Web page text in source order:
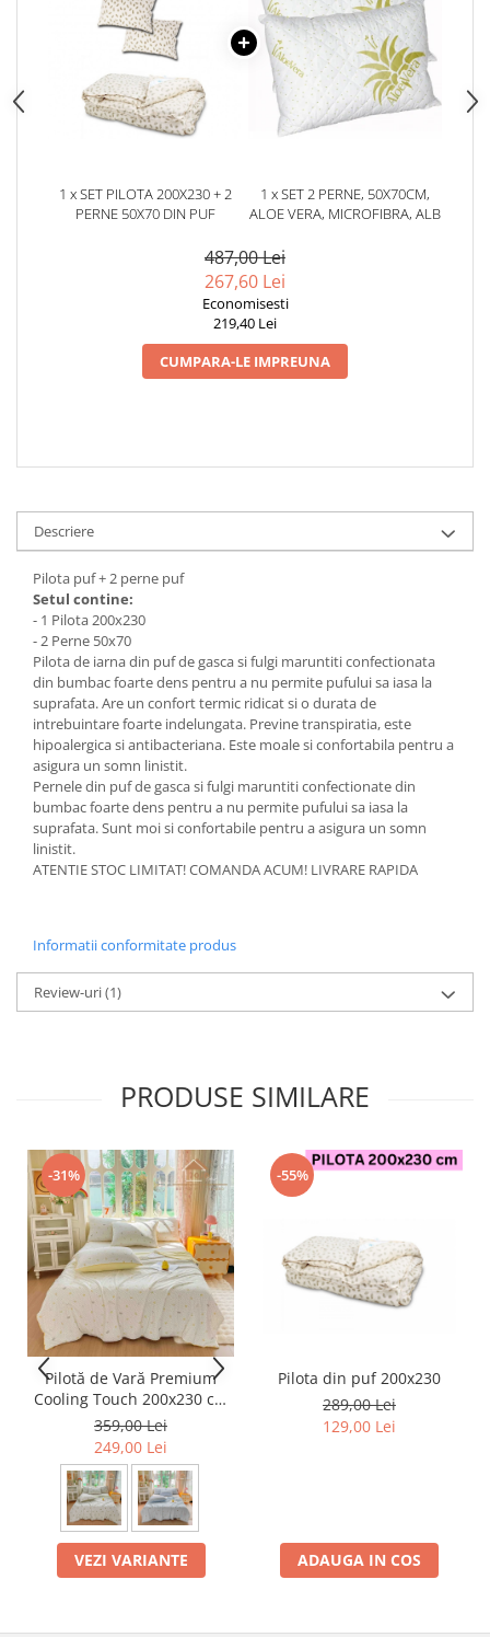
1 x SET PILOTA 200X230 + 2
PERNE 50X70 DIN PUF
1 x SET 2 PERNE, 50X70CM,
ALOE VERA, MICROFIBRA, ALB
487,00 Lei
267,60 Lei
Economisesti
219,40 Lei
CUMPARA-LE IMPREUNA
Descriere
Pilota puf + 2 perne puf
Setul contine:
- 1 Pilota 200x230
- 2 Perne 50x70
Pilota de iarna din puf de gasca si fulgi maruntiti confectionata
din bumbac foarte dens pentru a nu permite pufului sa iasa la
suprafata. Are un confort termic ridicat si o durata de
intrebuintare foarte indelungata. Previne transpiratia, este
hipoalergica si antibacteriana. Este moale si confortabila pentru a
asigura un somn linistit.
Pernele din puf de gasca si fulgi maruntiti confectionate din
bumbac foarte dens pentru a nu permite pufului sa iasa la
suprafata. Sunt moi si confortabile pentru a asigura un somn
linistit.
ATENTIE STOC LIMITAT! COMANDA ACUM! LIVRARE RAPIDA
Informatii conformitate produs
Review-uri(1)
PRODUSE SIMILARE
-31%
Pilotă de Vară Premium
Cooling Touch 200x230 cm
+ 2 Fețe de Pernă 50x70 cm
– Efect Răcoritor - Galben
359,00 Lei
249,00 Lei
VEZI VARIANTE
-55%
Pilota din puf 200x230
289,00 Lei
129,00 Lei
ADAUGA IN COS